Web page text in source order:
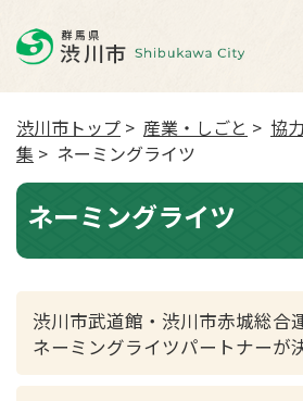
渋川市トップ > 産業・しごと > 協
集 > ネーミングライツ
ネーミングライツ
渋川市武道館・渋川市赤城総合
ネーミングライツパートナーが